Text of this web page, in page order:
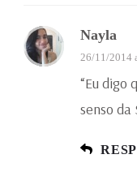
Nayla
26/11/2014
“Eu digo
senso da